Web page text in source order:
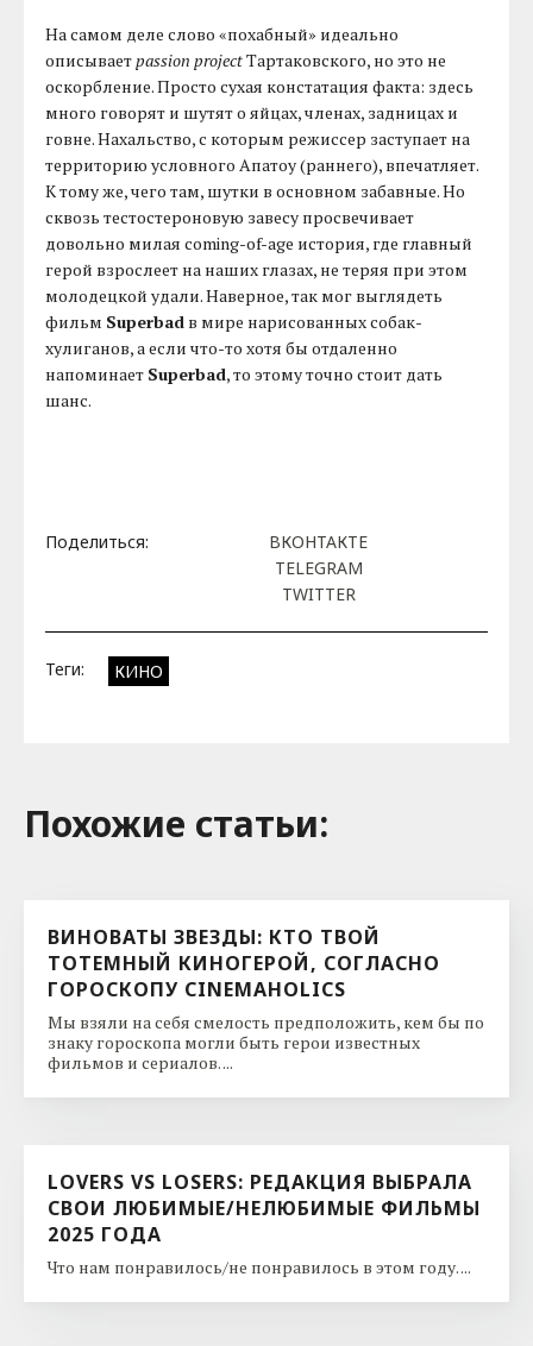
На самом деле слово «похабный» идеально
описывает passion projectТартаковского, но это не
оскорбление. Просто сухая констатация факта: здесь
много говорят и шутят о яйцах, членах, задницах и
говне. Нахальство, с которым режиссер заступает на
территорию условного Апатоу (раннего), впечатляет.
К тому же, чего там, шутки в основном забавные. Но
сквозь тестостероновую завесу просвечивает
довольно милая coming-of-age история, где главный
герой взрослеет на наших глазах, не теряя при этом
молодецкой удали. Наверное, так мог выглядеть
фильм Superbad в мире нарисованных собак-
хулиганов, а если что-то хотя бы отдаленно
напоминает Superbad, то этому точно стоит дать
шанс.
Поделиться:
ВКОНТАКТЕ
TELEGRAM
TWITTER
Теги: КИНО
Похожие cтатьи:
ВИНОВАТЫ ЗВЕЗДЫ: КТО ТВОЙ
ТОТЕМНЫЙ КИНОГЕРОЙ, СОГЛАСНО
ГОРОСКОПУ CINEMAHOLICS
Мы взяли на себя смелость предположить, кем бы по
знаку гороскопа могли быть герои известных
фильмов и сериалов. ...
LOVERS VS LOSERS: РЕДАКЦИЯ ВЫБРАЛА
СВОИ ЛЮБИМЫЕ/НЕЛЮБИМЫЕ ФИЛЬМЫ
2025 ГОДА
Что нам понравилось/не понравилось в этом году. ...